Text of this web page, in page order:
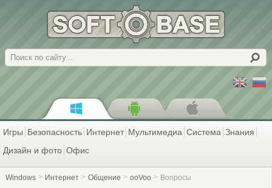
Поиск
Игры Безопасность Интернет Мультимедиа Система Знания
Дизайн и фото Офис
Windows Интернет Общение ooVoo Вопросы